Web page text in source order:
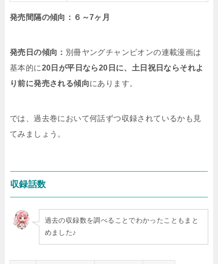
発売間隔の傾向：６～7ヶ月
発売日の傾向： 別冊ヤングチャンピオンの連載漫画は
基本的に20日が平日なら20日に、土日祝日ならそれよ
り前に発売される傾向にあります。
では、過去巻において何話ずつ収録されているかも見
てみましょう。
収録話数
過去の収録数を調べることでわかったこともまと
めました♪